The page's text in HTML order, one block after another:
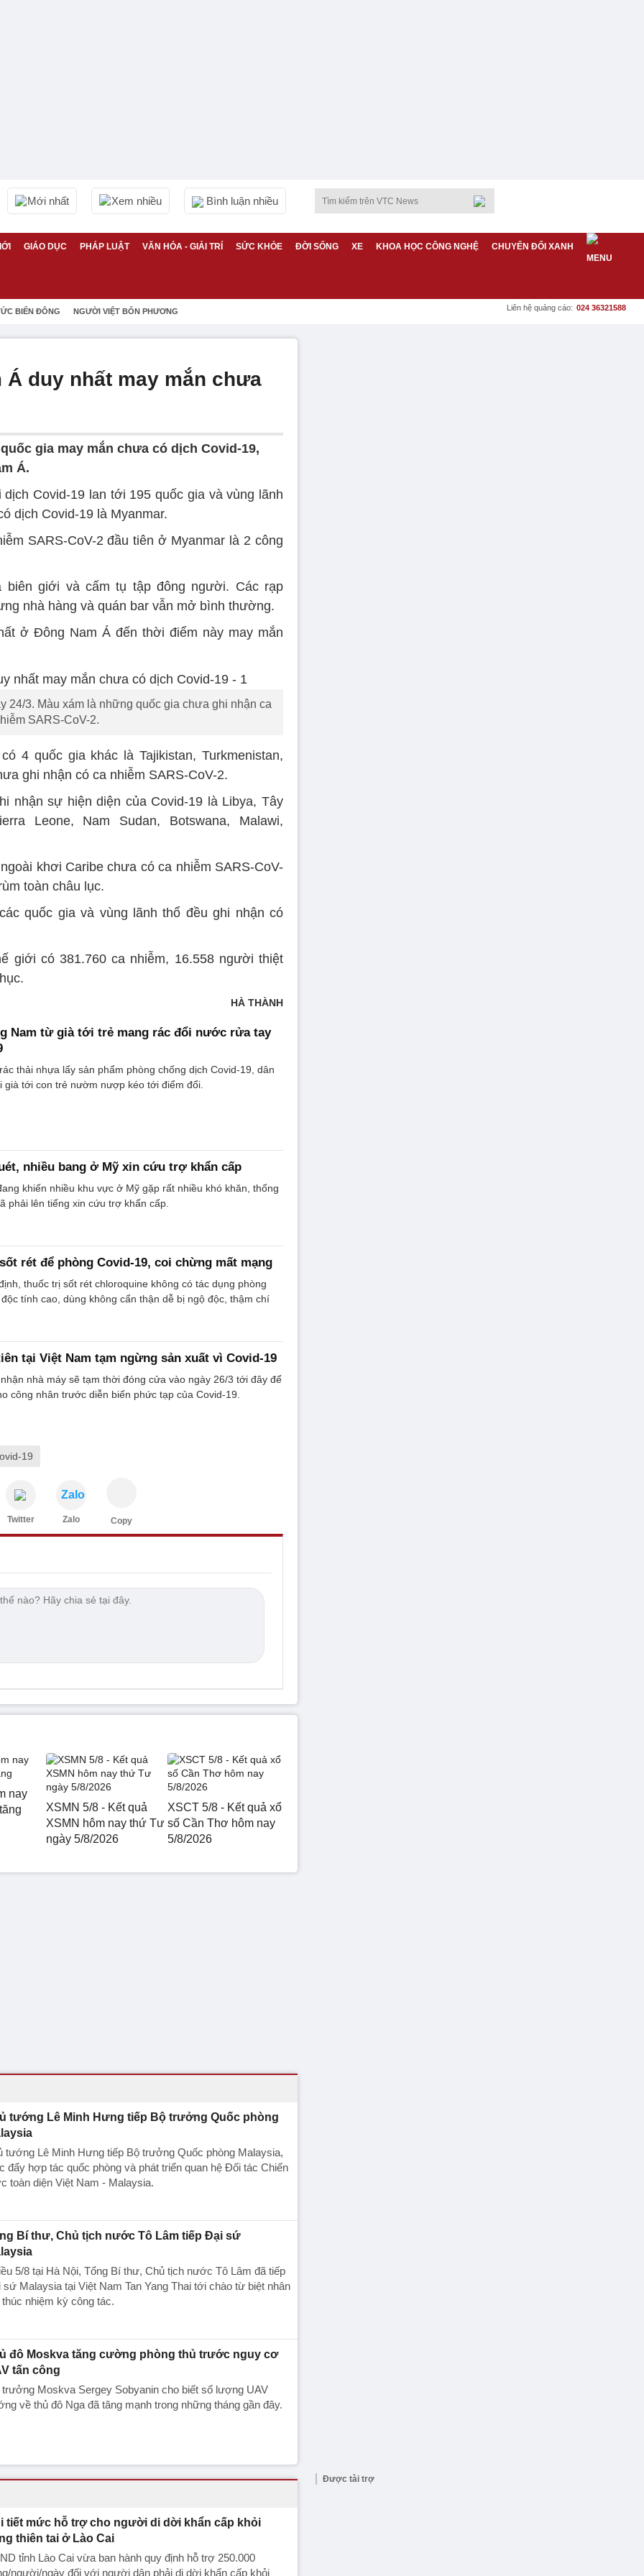
Mới nhất Xem nhiều Bình luận nhiều
GIÁO DỤC PHÁP LUẬT VĂN HÓA - GIẢI TRÍ SỨC KHỎE ĐỜI SỐNG XE KHOA HỌC CÔNG NGHỆ CHUYỂN ĐỔI XANH
BIỂN ĐÔNG NGƯỜI VIỆT BỐN PHƯƠNG Liên hệ quảng cáo: 024 36321588
duy nhất may mắn chưa
gia may mắn chưa có dịch Covid-19,
Á.
Covid-19 lan tới 195 quốc gia và vùng lãnh
dịch Covid-19 là Myanmar.
SARS-CoV-2 đầu tiên ở Myanmar là 2 công
biên giới và cấm tụ tập đông người. Các rạp
nhà hàng và quán bar vẫn mở bình thường.
ở Đông Nam Á đến thời điểm này may mắn
24/3. Màu xám là những quốc gia chưa ghi nhận ca
SARS-CoV-2.
4 quốc gia khác là Tajikistan, Turkmenistan,
ghi nhận có ca nhiễm SARS-CoV-2.
nhận sự hiện diện của Covid-19 là Libya, Tây
Leone, Nam Sudan, Botswana, Malawi,
khơi Caribe chưa có ca nhiễm SARS-CoV-
toàn châu lục.
quốc gia và vùng lãnh thổ đều ghi nhận có
giới có 381.760 ca nhiễm, 16.558 người thiệt
HÀ THÀNH
Nam từ già tới trẻ mang rác đổi nước rửa tay
thải nhựa lấy sản phẩm phòng chống dịch Covid-19, dân
già tới con trẻ nườm nượp kéo tới điểm đổi.
nhiều bang ở Mỹ xin cứu trợ khẩn cấp
khiến nhiều khu vực ở Mỹ gặp rất nhiều khó khăn, thống
phải lên tiếng xin cứu trợ khẩn cấp.
rét để phòng Covid-19, coi chừng mất mạng
thuốc trị sốt rét chloroquine không có tác dụng phòng
tính cao, dùng không cẩn thận dễ bị ngộ độc, thậm chí
tại Việt Nam tạm ngừng sản xuất vì Covid-19
nhà máy sẽ tạm thời đóng cửa vào ngày 26/3 tới đây để
công nhân trước diễn biến phức tạp của Covid-19.
19
Twitter
Zalo
Zalo Copy
nay
XSMN 5/8 - Kết quả
XSMN hôm nay thứ Tư
ngày 5/8/2026
XSCT 5/8 - Kết quả xổ
số Cần Thơ hôm nay
5/8/2026
tướng Lê Minh Hưng tiếp Bộ trưởng Quốc phòng
tướng Lê Minh Hưng tiếp Bộ trưởng Quốc phòng Malaysia,
đẩy hợp tác quốc phòng và phát triển quan hệ Đối tác Chiến
toàn diện Việt Nam - Malaysia.
Bí thư, Chủ tịch nước Tô Lâm tiếp Đại sứ
5/8 tại Hà Nội, Tổng Bí thư, Chủ tịch nước Tô Lâm đã tiếp
Malaysia tại Việt Nam Tan Yang Thai tới chào từ biệt nhân
nhiệm kỳ công tác.
đô Moskva tăng cường phòng thủ trước nguy cơ
tấn công
trưởng Moskva Sergey Sobyanin cho biết số lượng UAV
về thủ đô Nga đã tăng mạnh trong những tháng gần đây.
tiết mức hỗ trợ cho người di dời khẩn cấp khỏi
thiên tai ở Lào Cai
tỉnh Lào Cai vừa ban hành quy định hỗ trợ 250.000
người/ngày đối với người dân phải di dời khẩn cấp khỏi
Được tài trợ